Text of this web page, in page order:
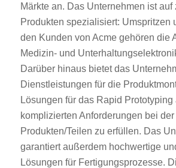
Märkte an. Das Unternehmen ist auf
Produkten spezialisiert: Umspritzen
den Kunden von Acme gehören die
Medizin- und
Darüber hinaus bietet das
Dienstleistungen für die
Lösungen für das Rapid Prototyping
komplizierten Anforderungen bei
Produkten/Teilen zu erfüllen. Das
garantiert außerdem hochwertige
Lösungen für Fertigungsprozesse.